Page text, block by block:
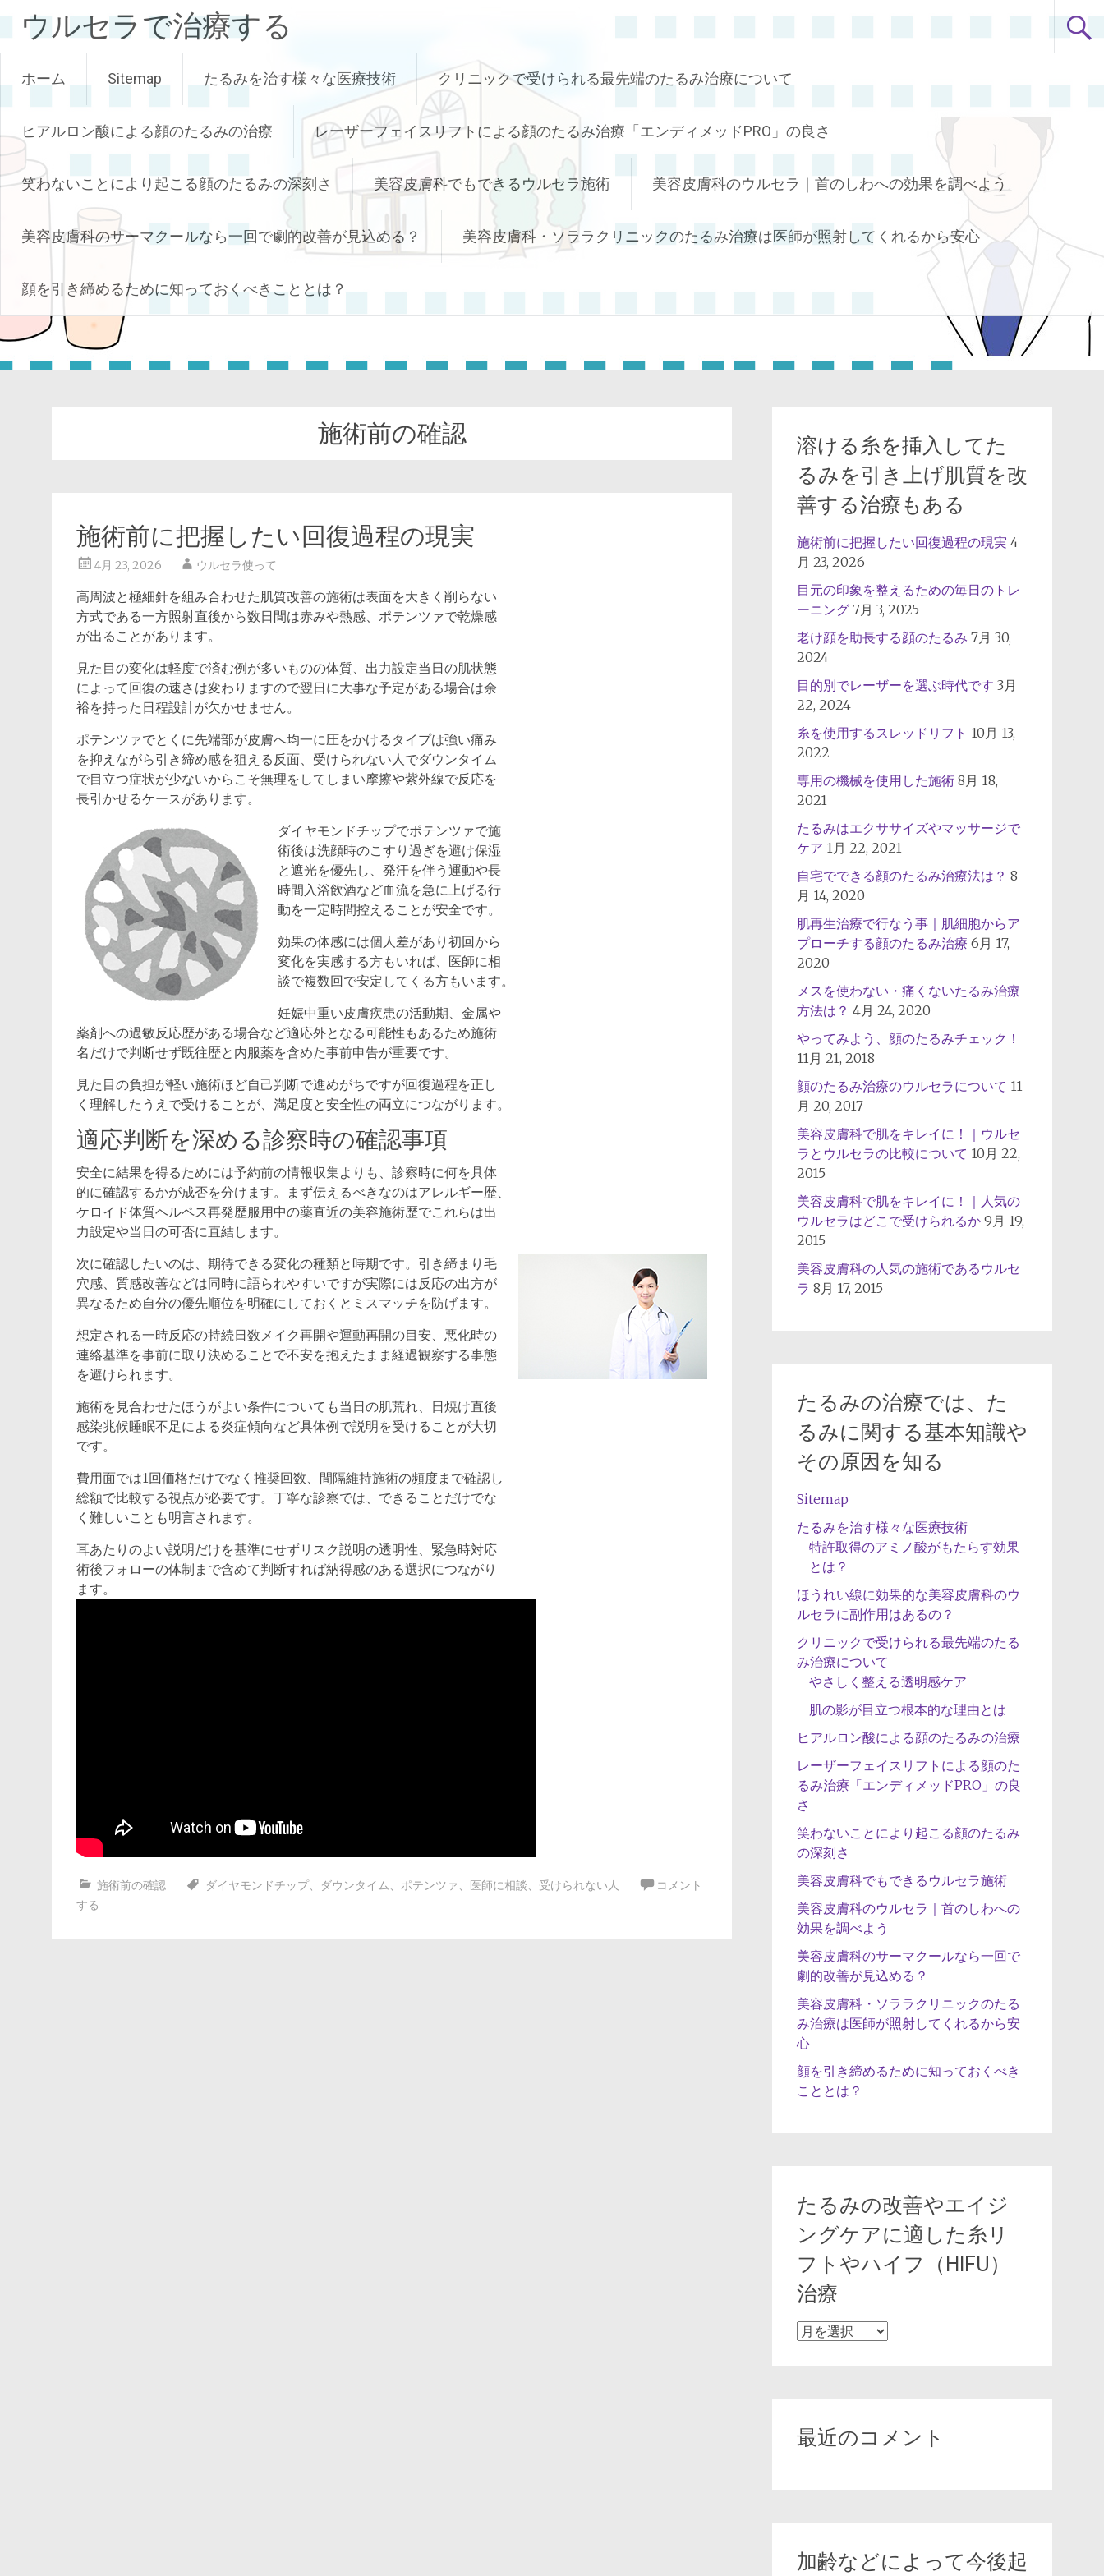
テ
プ
ウルセラで治療する
ホーム Sitemap たるみを治す様々な医療技術 クリニックで受けられる最先端のたるみ治療について
ヒアルロン酸による顔のたるみの治療 レーザーフェイスリフトによる顔のたるみ治療「エンディメッドPRO」の良さ
笑わないことにより起こる顔のたるみの深刻さ 美容皮膚科でもできるウルセラ施術 美容皮膚科のウルセラ｜首のしわへの効果を調べよう
美容皮膚科のサーマクールなら一回で劇的改善が見込める？ 美容皮膚科・ソララクリニックのたるみ治療は医師が照射してくれるから安心
顔を引き締めるために知っておくべきこととは？
施術前の確認
施術前に把握したい回復過程の現実
4月 23, 2026 ウルセラ使って
高周波と極細針を組み合わせた肌質改善の施術は表面を大きく削らない
方式である一方照射直後から数日間は赤みや熱感、ポテンツァで乾燥感
が出ることがあります。
見た目の変化は軽度で済む例が多いものの体質、出力設定当日の肌状態
によって回復の速さは変わりますので翌日に大事な予定がある場合は余
裕を持った日程設計が欠かせません。
ポテンツァでとくに先端部が皮膚へ均一に圧をかけるタイプは強い痛み
を抑えながら引き締め感を狙える反面、受けられない人でダウンタイム
で目立つ症状が少ないからこそ無理をしてしまい摩擦や紫外線で反応を
長引かせるケースがあります。
ダイヤモンドチップでポテンツァで施
術後は洗顔時のこすり過ぎを避け保湿
と遮光を優先し、発汗を伴う運動や長
時間入浴飲酒など血流を急に上げる行
動を一定時間控えることが安全です。
効果の体感には個人差があり初回から
変化を実感する方もいれば、医師に相
談で複数回で安定してくる方もいます。
妊娠中重い皮膚疾患の活動期、金属や
薬剤への過敏反応歴がある場合など適応外となる可能性もあるため施術
名だけで判断せず既往歴と内服薬を含めた事前申告が重要です。
見た目の負担が軽い施術ほど自己判断で進めがちですが回復過程を正し
く理解したうえで受けることが、満足度と安全性の両立につながります。
適応判断を深める診察時の確認事項
安全に結果を得るためには予約前の情報収集よりも、診察時に何を具体
的に確認するかが成否を分けます。まず伝えるべきなのはアレルギー歴、
ケロイド体質ヘルペス再発歴服用中の薬直近の美容施術歴でこれらは出
力設定や当日の可否に直結します。
次に確認したいのは、期待できる変化の種類と時期です。引き締まり毛
穴感、質感改善などは同時に語られやすいですが実際には反応の出方が
異なるため自分の優先順位を明確にしておくとミスマッチを防げます。
想定される一時反応の持続日数メイク再開や運動再開の目安、悪化時の
連絡基準を事前に取り決めることで不安を抱えたまま経過観察する事態
を避けられます。
施術を見合わせたほうがよい条件についても当日の肌荒れ、日焼け直後
感染兆候睡眠不足による炎症傾向など具体例で説明を受けることが大切
です。
費用面では1回価格だけでなく推奨回数、間隔維持施術の頻度まで確認し
総額で比較する視点が必要です。丁寧な診察では、できることだけでな
く難しいことも明言されます。
耳あたりのよい説明だけを基準にせずリスク説明の透明性、緊急時対応
術後フォローの体制まで含めて判断すれば納得感のある選択につながり
ます。
施術前の確認 ダイヤモンドチップ、 ダウンタイム、 ポテンツァ、 医師に相談、 受けられない人
コメント
する
溶ける糸を挿入してた
るみを引き上げ肌質を改
善する治療もある
施術前に把握したい回復過程の現実 4
月 23, 2026
目元の印象を整えるための毎日のトレ
ーニング 7月 3, 2025
老け顔を助長する顔のたるみ 7月 30,
2024
目的別でレーザーを選ぶ時代です 3月
22, 2024
糸を使用するスレッドリフト 10月 13,
2022
専用の機械を使用した施術 8月 18,
2021
たるみはエクササイズやマッサージで
ケア 1月 22, 2021
自宅でできる顔のたるみ治療法は？ 8
月 14, 2020
肌再生治療で行なう事｜肌細胞からア
プローチする顔のたるみ治療 6月 17,
2020
メスを使わない・痛くないたるみ治療
方法は？ 4月 24, 2020
やってみよう、顔のたるみチェック！
11月 21, 2018
顔のたるみ治療のウルセラについて 11
月 20, 2017
美容皮膚科で肌をキレイに！｜ウルセ
ラとウルセラの比較について 10月 22,
2015
美容皮膚科で肌をキレイに！｜人気の
ウルセラはどこで受けられるか 9月 19,
2015
美容皮膚科の人気の施術であるウルセ
ラ 8月 17, 2015
たるみの治療では、た
るみに関する基本知識や
その原因を知る
Sitemap
たるみを治す様々な医療技術
特許取得のアミノ酸がもたらす効果
とは？
ほうれい線に効果的な美容皮膚科のウ
ルセラに副作用はあるの？
クリニックで受けられる最先端のたる
み治療について
やさしく整える透明感ケア
肌の影が目立つ根本的な理由とは
ヒアルロン酸による顔のたるみの治療
レーザーフェイスリフトによる顔のた
るみ治療「エンディメッドPRO」の良
さ
笑わないことにより起こる顔のたるみ
の深刻さ
美容皮膚科でもできるウルセラ施術
美容皮膚科のウルセラ｜首のしわへの
効果を調べよう
美容皮膚科のサーマクールなら一回で
劇的改善が見込める？
美容皮膚科・ソララクリニックのたる
み治療は医師が照射してくれるから安
心
顔を引き締めるために知っておくべき
こととは？
たるみの改善やエイジ
ングケアに適した糸リ
フトやハイフ（HIFU）
治療
た
善
や
グ
ケ
最近のコメント
加齢などによって今後起